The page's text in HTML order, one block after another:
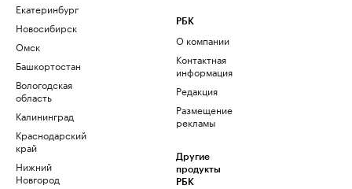
Екатеринбург
Новосибирск
Омск
Башкортостан
Вологодская
область
Калининград
Краснодарский
край
Нижний
Новгород
РБК
О компании
Контактная
информация
Редакция
Размещение
рекламы
Другие
продукты
РБК